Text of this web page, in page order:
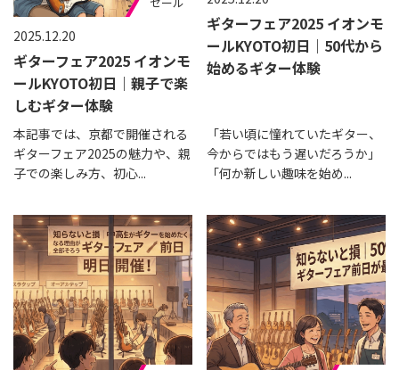
2025.12.20
ギターフェア2025 イオンモ
ールKYOTO初日｜親子で楽
しむギター体験
本記事では、京都で開催される
ギターフェア2025の魅力や、親
子での楽しみ方、初心...
ギターフェア2025 イオンモ
ールKYOTO初日｜50代から
始めるギター体験
「若い頃に憧れていたギター、
今からではもう遅いだろうか」
「何か新しい趣味を始め...